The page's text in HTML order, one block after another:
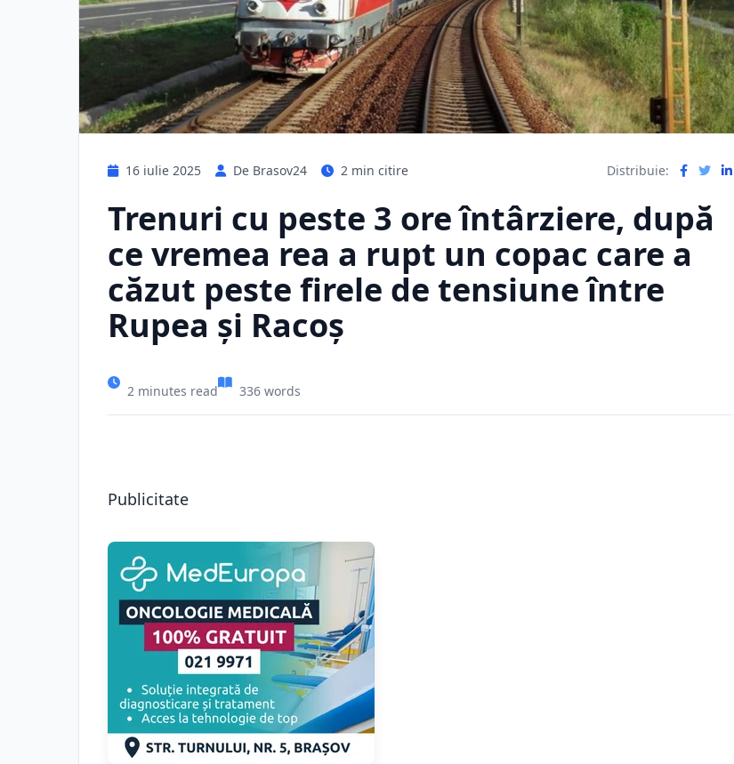
16 iulie 2025 De Brasov24 2 min citire Distribuie:
Trenuri cu peste 3 ore întârziere, după
ce vremea rea a rupt un copac care a
căzut peste firele de tensiune între
Rupea şi Racoş
2 minutes read 336 words
Publicitate